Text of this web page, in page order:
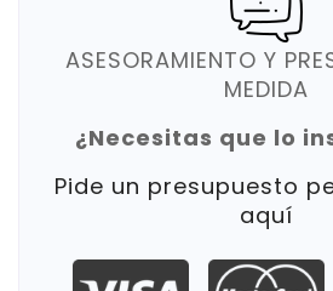
ASESORAMIENTO Y
MEDIDA
¿Necesitas que lo
Pide un presupuesto
aquí